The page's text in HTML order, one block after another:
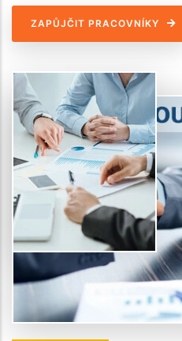
ZAPŮJČIT PRACOVNÍKY